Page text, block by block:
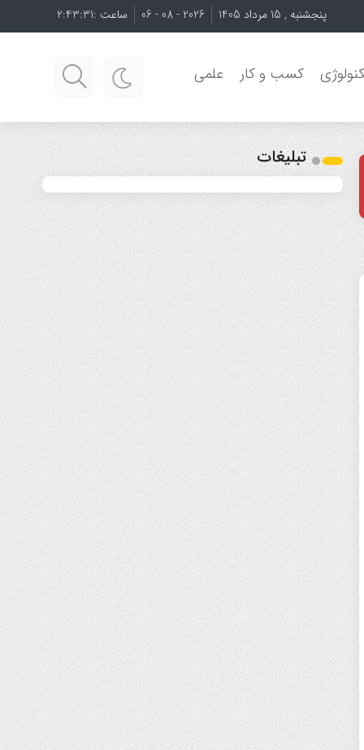
پنجشنبه , 15 مرداد 1405 2026 - 08 - 06 ساعت :2:43:32
کسب و کار علمی
تبلیغات